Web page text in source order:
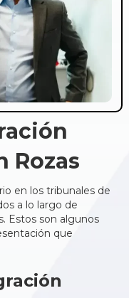
Rozas
en los tribunales de
a lo largo de
Estos son algunos
que